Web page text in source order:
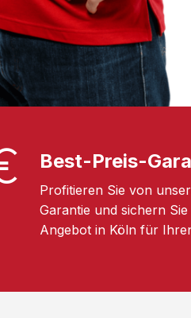
Best-Preis-
Profitieren Sie von
Garantie und sichern
Angebot in Köln für